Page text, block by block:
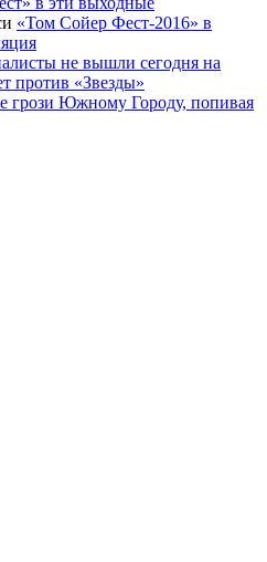
«Том Сойер Фест-2016» в
не вышли сегодня на
против «Звезды»
грози Южному Городу, попивая